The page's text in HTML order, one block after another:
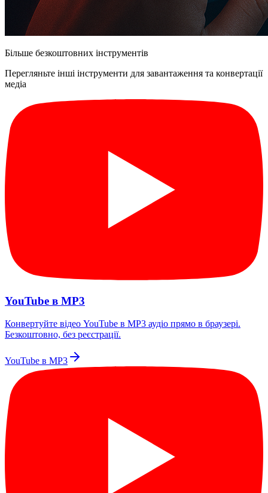
Більше безкоштовних інструментів
Перегляньте інші інструменти для завантаження та конвертації
медіа
YouTube в MP3
Конвертуйте відео YouTube в MP3 аудіо прямо в браузері.
Безкоштовно, без реєстрації.
YouTube в MP3